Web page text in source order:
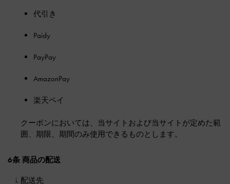
代引き
Paidy
PayPay
AmazonPay
楽天ペイ
クーポンにおいては、当サイトおよび当サイトが定めた範
囲、期限、期間のみ使用できるものとします。
6条 商品の配送
配送先